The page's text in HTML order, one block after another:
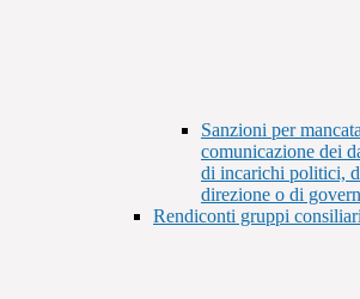
Sanzioni per
comunicazione dei
di incarichi politici,
direzione o di
Rendiconti gruppi